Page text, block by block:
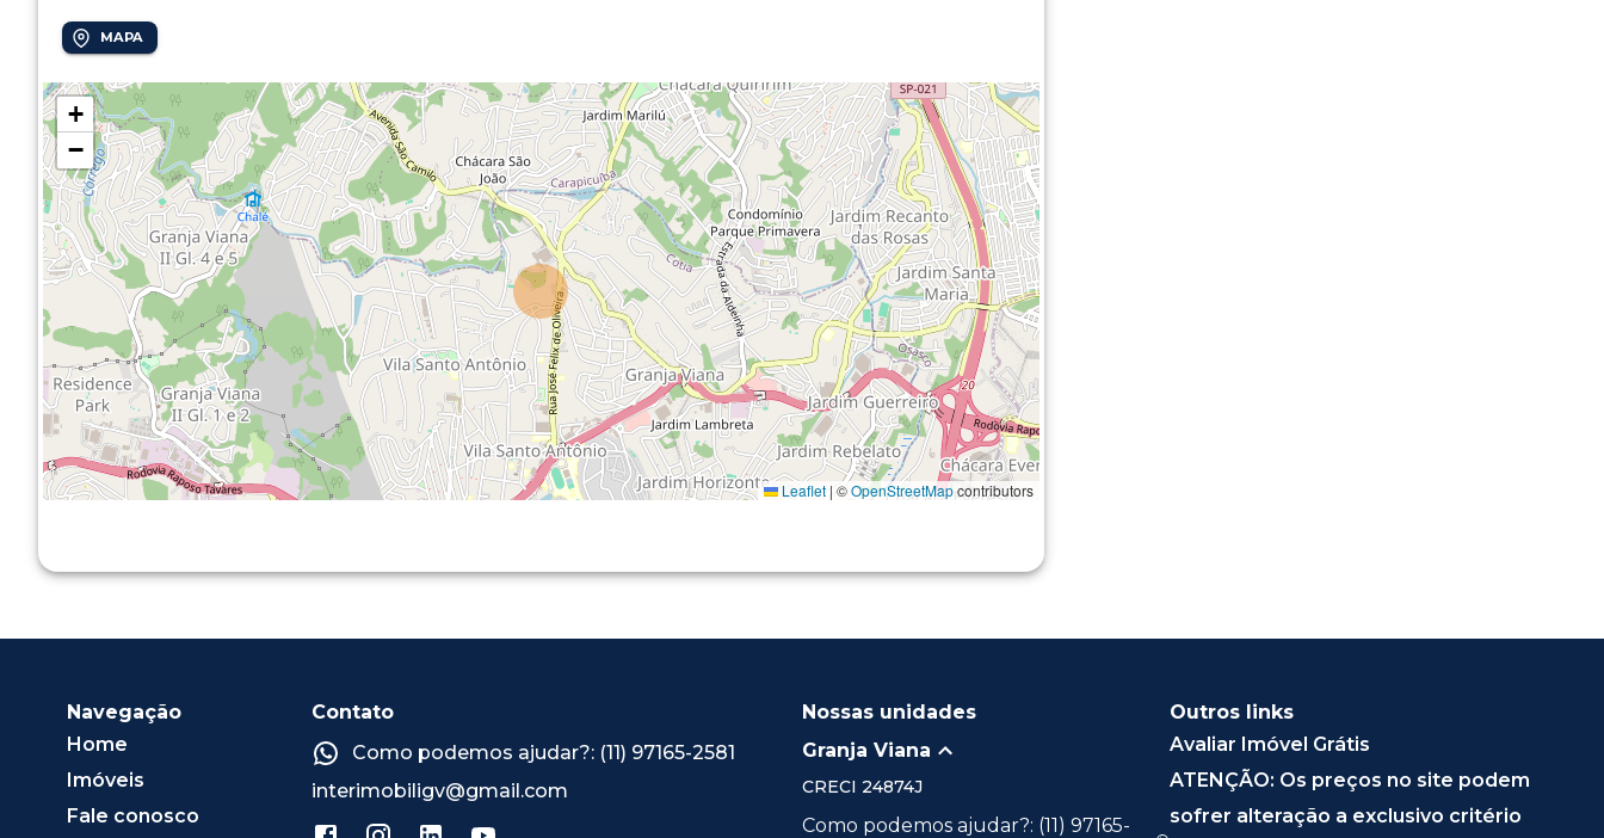
MAPA
+
−
Leaflet | ©OpenStreetMapcontributors
Navegação
Home
Imóveis
Fale conosco
Contato
Como podemos ajudar?: (11) 97165-2581
interimobiligv@gmail.com
Nossas unidades
Granja Viana
CRECI 24874J
Como podemos ajudar?: (11) 97165-
Outros links
Avaliar Imóvel Grátis
ATENÇÃO: Os preços no site podem
sofrer alteração a exclusivo critério